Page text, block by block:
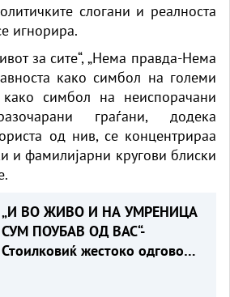
слогани и реалноста
игнорира.
за сите“, „Нема правда-Нема
како симбол на големи
симбол на неиспорачани
граѓани, додека
од нив, се концентрираа
и фамилијарни кругови блиски
„И ВО ЖИВО И НА УМРЕНИЦА
СУМ ПОУБАВ ОД ВАС“-
Стоилковиќ жестоко одговори